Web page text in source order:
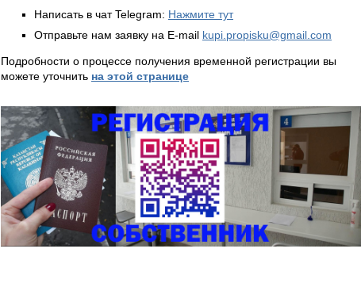
Написать в чат Telegram: Нажмите тут
Отправьте нам заявку на E-mail kupi.propisku@gmail.com
Подробности о процессе получения временной регистрации вы
можете уточнить на этой странице